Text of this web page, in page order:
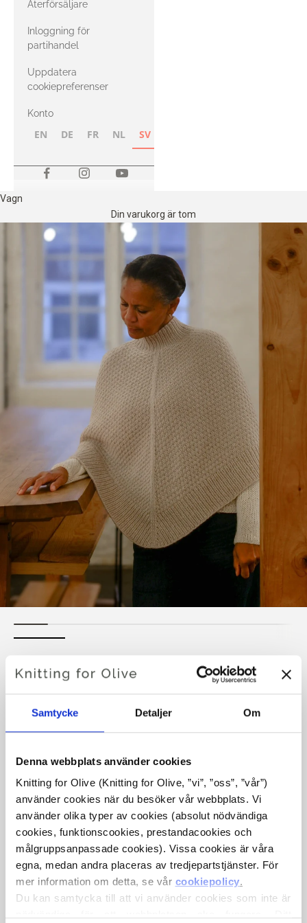
Samtycke Detaljer Om
Denna webbplats använder cookies
Knitting for Olive (Knitting for Olive, ”vi”, ”oss”, ”vår”)
använder cookies när du besöker vår webbplats. Vi
använder olika typer av cookies (absolut nödvändiga
cookies, funktionscookies, prestandacookies och
målgruppsanpassade cookies). Vissa cookies är våra
egna, medan andra placeras av tredjepartstjänster. För
mer information om detta, se vår cookiepolicy.
Du kan samtycka till att vi använder cookies som inte är
med Heavy
Merino
Återförsäljare
Inloggning för
partihandel
Uppdatera
cookiepreferenser
Konto
EN DE FR NL SV
Vagn
Din varukorg är tom
ELVIRA PONCHO
SPRÅKET
Köp av garn?
JAG SKULLE VILJA KÖPA GARN TILL MÖNSTRET